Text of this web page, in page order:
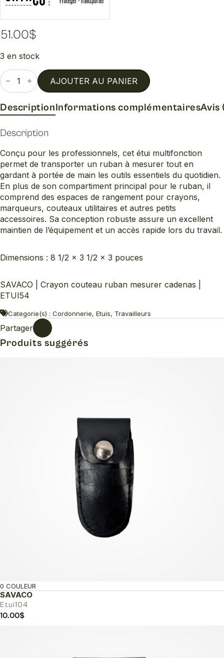
51.00$
3 en stock
quantité
de
Crayon
ruban
mesurer
AJOUTER AU PANIER
DescriptionInformations complémentairesAvis
Description
Conçu pour les professionnels, cet étui multifonction
permet de transporter un ruban à mesurer tout en
gardant à portée de main les outils essentiels du quotidien.
En plus de son compartiment principal pour le ruban, il
comprend des espaces de rangement pour crayons,
marqueurs, couteaux utilitaires et autres petits
accessoires. Sa conception robuste assure un excellent
maintien de l’équipement et un accès rapide lors du travail.
Dimensions : 8 1/2 x 3 1/2 x 3 pouces
SAVACO | Crayon couteau ruban mesurer cadenas |
ETUI54
Categorie(s) : Cordonnerie, Etuis, Travailleurs
Partager
Produits suggérés
SAVACO
Etui104
0 COULEUR
10.00$